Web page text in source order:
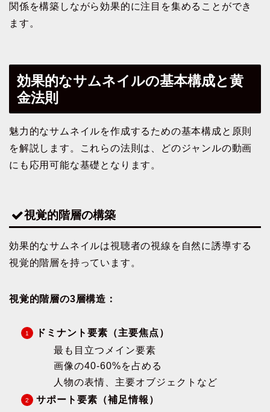
関係を構築しながら効果的に注目を集めることができ
ます。
効果的なサムネイルの基本構成と黄
金法則
魅力的なサムネイルを作成するための基本構成と原則
を解説します。これらの法則は、どのジャンルの動画
にも応用可能な基礎となります。
視覚的階層の構築
効果的なサムネイルは視聴者の視線を自然に誘導する
視覚的階層を持っています。
視覚的階層の3層構造：
ドミナント要素（主要焦点）
最も目立つメイン要素
画像の40-60%を占める
人物の表情、主要オブジェクトなど
サポート要素（補足情報）